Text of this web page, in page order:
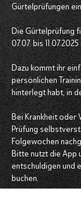
Gürtelprüfungen
Die Gürtelprüfung
07.07. bis
Dazu kommt ihr
persönlichen
hinterlegt habt, in
Bei Krankheit oder
Prüfung
Folgewochen
Bitte nutzt die App
entschuldigen und
buchen.